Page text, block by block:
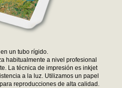
un tubo rígido.
habitualmente a nivel profesional
La técnica de impresión es inkjet
a la luz. Utilizamos un papel
reproducciones de alta calidad.